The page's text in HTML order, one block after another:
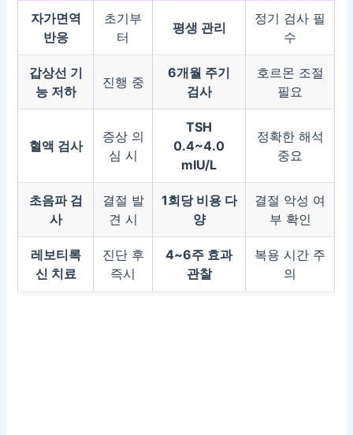
자가면역
반응
초기부
터
평생 관리
정기 검사 필
수
갑상선 기
능 저하
진행 중
6개월 주기
검사
호르몬 조절
필요
혈액 검사
증상 의
심 시
TSH
0.4~4.0
mIU/L
정확한 해석
중요
초음파 검
사
결절 발
견 시
1회당 비용 다
양
결절 악성 여
부 확인
레보티록
신 치료
진단 후
즉시
4~6주 효과
관찰
복용 시간 주
의